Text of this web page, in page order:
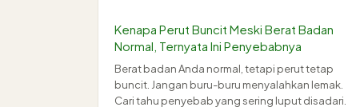
Kenapa Perut Buncit Meski Berat Badan
Normal, Ternyata Ini Penyebabnya
Berat badan Anda normal, tetapi perut tetap
buncit. Jangan buru-buru menyalahkan lemak.
Cari tahu penyebab yang sering luput disadari.